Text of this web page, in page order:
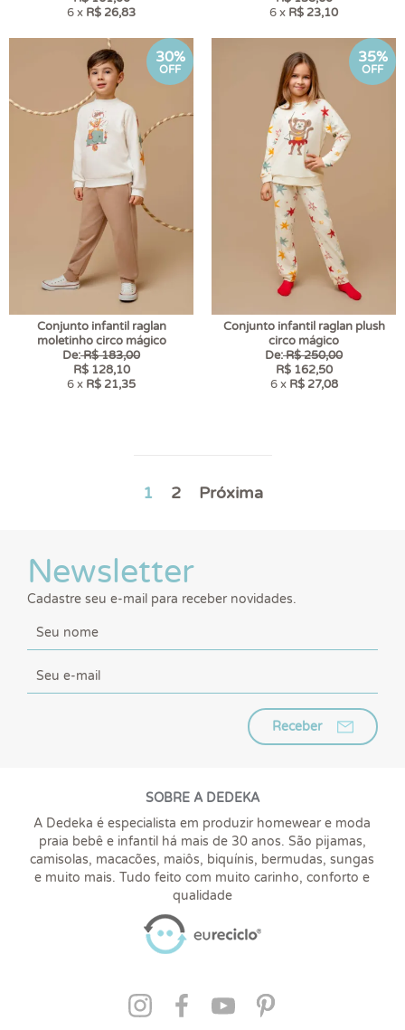
6 x R$ 26,83
6 x R$ 23,10
30%
OFF
Conjunto infantil raglan
moletinho circo mágico
De:R$ 183,00
R$ 128,10
6 x R$ 21,35
35%
OFF
Conjunto infantil raglan plush
circo mágico
De:R$ 250,00
R$ 162,50
6 x R$ 27,08
1 2 Próxima
Newsletter
Cadastre seu e-mail para receber novidades.
Receber
SOBRE A DEDEKA
A Dedeka é especialista em produzir homewear e moda
praia bebê e infantil há mais de 30 anos. São pijamas,
camisolas, macacões, maiôs, biquínis, bermudas, sungas
e muito mais. Tudo feito com muito carinho, conforto e
qualidade